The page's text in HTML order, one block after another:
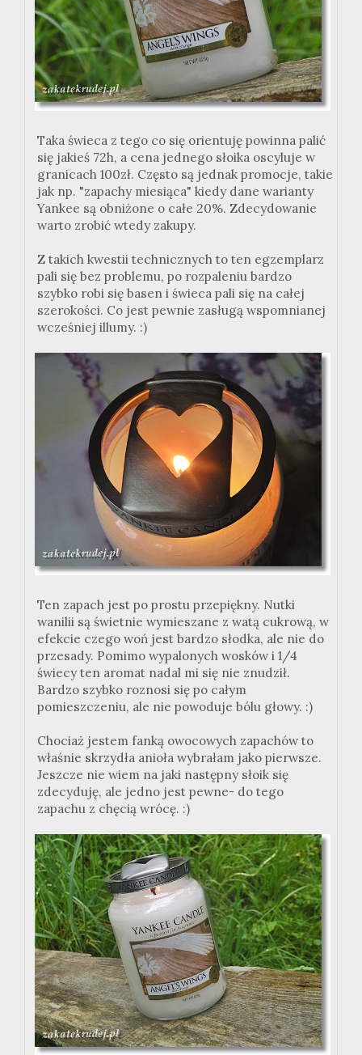
Taka świeca z tego co się orientuję powinna palić
się jakieś 72h, a cena jednego słoika oscyluje w
granicach 100zł. Często są jednak promocje, takie
jak np. "zapachy miesiąca" kiedy dane warianty
Yankee są obniżone o całe 20%. Zdecydowanie
warto zrobić wtedy zakupy.
Z takich kwestii technicznych to ten egzemplarz
pali się bez problemu, po rozpaleniu bardzo
szybko robi się basen i świeca pali się na całej
szerokości. Co jest pewnie zasługą wspomnianej
wcześniej illumy. :)
Ten zapach jest po prostu przepiękny. Nutki
wanilii są świetnie wymieszane z watą cukrową, w
efekcie czego woń jest bardzo słodka, ale nie do
przesady. Pomimo wypalonych wosków i 1/4
świecy ten aromat nadal mi się nie znudził.
Bardzo szybko roznosi się po całym
pomieszczeniu, ale nie powoduje bólu głowy. :)
Chociaż jestem fanką owocowych zapachów to
właśnie skrzydła anioła wybrałam jako pierwsze.
Jeszcze nie wiem na jaki następny słoik się
zdecyduję, ale jedno jest pewne- do tego
zapachu z chęcią wrócę. :)